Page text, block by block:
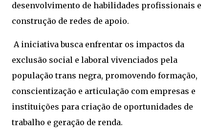
desenvolvimento de habilidades profissionais e
construção de redes de apoio.
A iniciativa busca enfrentar os impactos da
exclusão social e laboral vivenciados pela
população trans negra, promovendo formação,
conscientização e articulação com empresas e
instituições para criação de oportunidades de
trabalho e geração de renda.